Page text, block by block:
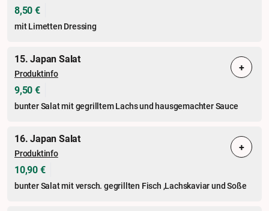
8,50 €
mit Limetten Dressing
15. Japan Salat
Produktinfo
9,50 €
bunter Salat mit gegrilltem Lachs und hausgemachter Sauce
+
16. Japan Salat
Produktinfo
10,90 €
bunter Salat mit versch. gegrillten Fisch ,Lachskaviar und Soße
+